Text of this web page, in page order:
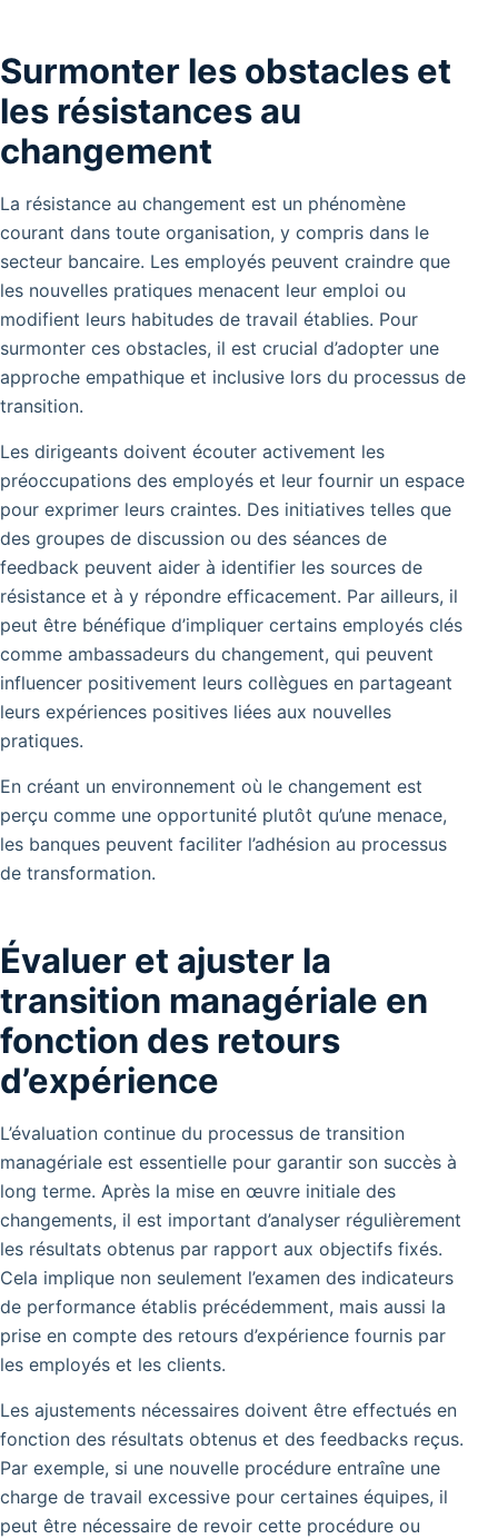
Surmonter les obstacles et
les résistances au
changement
La résistance au changement est un phénomène
courant dans toute organisation, y compris dans le
secteur bancaire. Les employés peuvent craindre que
les nouvelles pratiques menacent leur emploi ou
modifient leurs habitudes de travail établies. Pour
surmonter ces obstacles, il est crucial d’adopter une
approche empathique et inclusive lors du processus de
transition.
Les dirigeants doivent écouter activement les
préoccupations des employés et leur fournir un espace
pour exprimer leurs craintes. Des initiatives telles que
des groupes de discussion ou des séances de
feedback peuvent aider à identifier les sources de
résistance et à y répondre efficacement. Par ailleurs, il
peut être bénéfique d’impliquer certains employés clés
comme ambassadeurs du changement, qui peuvent
influencer positivement leurs collègues en partageant
leurs expériences positives liées aux nouvelles
pratiques.
En créant un environnement où le changement est
perçu comme une opportunité plutôt qu’une menace,
les banques peuvent faciliter l’adhésion au processus
de transformation.
Évaluer et ajuster la
transition managériale en
fonction des retours
d’expérience
L’évaluation continue du processus de transition
managériale est essentielle pour garantir son succès à
long terme. Après la mise en œuvre initiale des
changements, il est important d’analyser régulièrement
les résultats obtenus par rapport aux objectifs fixés.
Cela implique non seulement l’examen des indicateurs
de performance établis précédemment, mais aussi la
prise en compte des retours d’expérience fournis par
les employés et les clients.
Les ajustements nécessaires doivent être effectués en
fonction des résultats obtenus et des feedbacks reçus.
Par exemple, si une nouvelle procédure entraîne une
charge de travail excessive pour certaines équipes, il
peut être nécessaire de revoir cette procédure ou